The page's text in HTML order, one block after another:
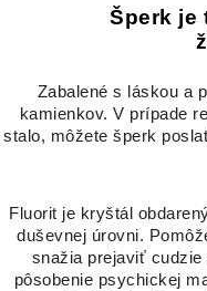
Šperk je
Zabalené s láskou a
kamienkov. V prípade
stalo, môžete šperk
Fluorit je kryštál
duševnej úrovni.
snažia prejaviť
pôsobenie psychickej